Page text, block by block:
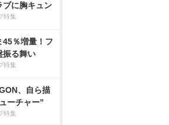
ブに胸キュン
特集
45％増量！フ
振る舞い
特集
、自ら描
ーチャー”
特集